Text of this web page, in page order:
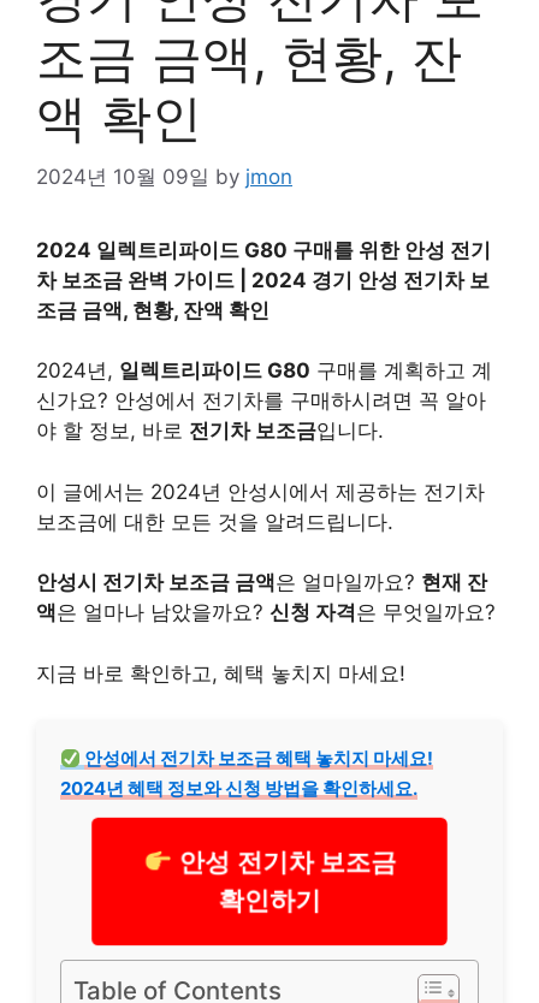
조금 금액, 현황, 잔
액 확인
2024년 10월 09일 by jmon
2024 일렉트리파이드 G80 구매를 위한 안성 전기
차 보조금 완벽 가이드 | 2024 경기 안성 전기차 보
조금 금액, 현황, 잔액 확인
2024년, 일렉트리파이드 G80 구매를 계획하고 계
신가요? 안성에서 전기차를 구매하시려면 꼭 알아
야 할 정보, 바로 전기차 보조금입니다.
이 글에서는 2024년 안성시에서 제공하는 전기차
보조금에 대한 모든 것을 알려드립니다.
안성시 전기차 보조금 금액은 얼마일까요? 현재 잔
액은 얼마나 남았을까요? 신청 자격은 무엇일까요?
지금 바로 확인하고, 혜택 놓치지 마세요!
안성에서 전기차 보조금 혜택 놓치지 마세요!
2024년 혜택 정보와 신청 방법을 확인하세요.
안성 전기차 보조금
확인하기
Table of Contents